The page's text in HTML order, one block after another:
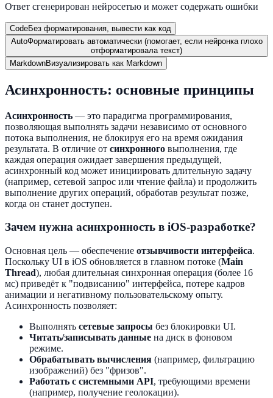
Ответ сгенерирован нейросетью и может содержать ошибки
CodeБез форматирования, вывести как код
AutoФорматировать автоматически (помогает, если нейронка плохо
отформатировала текст)
MarkdownВизуализировать как Markdown
Асинхронность: основные принципы
Асинхронность — это парадигма программирования,
позволяющая выполнять задачи независимо от основного
потока выполнения, не блокируя его на время ожидания
результата. В отличие от синхронного выполнения, где
каждая операция ожидает завершения предыдущей,
асинхронный код может инициировать длительную задачу
(например, сетевой запрос или чтение файла) и продолжить
выполнение других операций, обработав результат позже,
когда он станет доступен.
Зачем нужна асинхронность в iOS-разработке?
Основная цель — обеспечение отзывчивости интерфейса.
Поскольку UI в iOS обновляется в главном потоке (Main
Thread), любая длительная синхронная операция (более 16
мс) приведёт к "подвисанию" интерфейса, потере кадров
анимации и негативному пользовательскому опыту.
Асинхронность позволяет:
Выполнять сетевые запросы без блокировки UI.
Читать/записывать данные на диск в фоновом
режиме.
Обрабатывать вычисления (например, фильтрацию
изображений) без "фризов".
Работать с системными API, требующими времени
(например, получение геолокации).